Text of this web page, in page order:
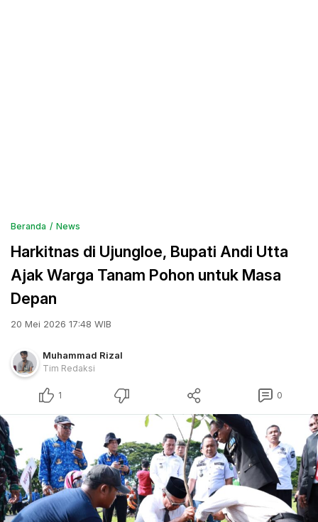
Beranda News
Harkitnas di Ujungloe, Bupati Andi Utta
Ajak Warga Tanam Pohon untuk Masa
Depan
20 Mei 2026 17:48 WIB
Muhammad Rizal
Tim Redaksi
1 0